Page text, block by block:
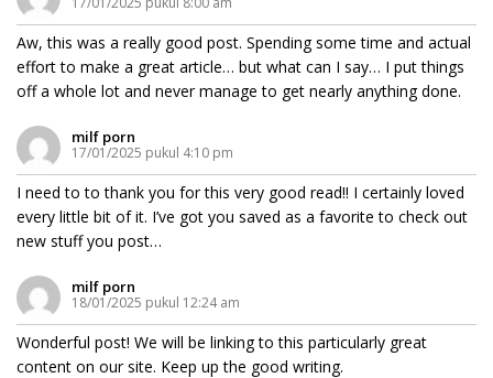
Aw, this was a really good post. Spending some time and actual
effort to make a great article… but what can I say… I put things
off a whole lot and never manage to get nearly anything done.
milf porn
17/01/2025 pukul 4:10 pm
I need to to thank you for this very good read!! I certainly loved
every little bit of it. I’ve got you saved as a favorite to check out
new stuff you post…
milf porn
18/01/2025 pukul 12:24 am
Wonderful post! We will be linking to this particularly great
content on our site. Keep up the good writing.